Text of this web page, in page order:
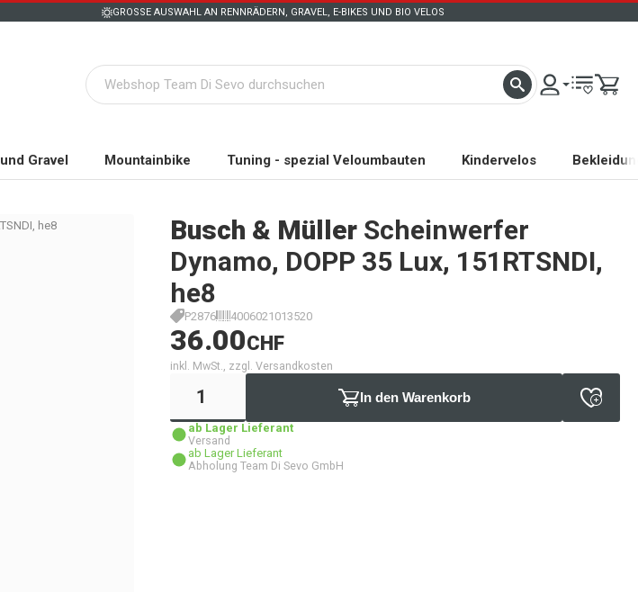
GROSSE AUSWAHL AN RENNRÄDERN, GRAVEL, E-BIKES UND BIO VELOS
Gravel Mountainbike Tuning - spezial Veloumbauten Kindervelos
he8 Busch & Müller Scheinwerfer
Dynamo, DOPP 35 Lux, 151RTSNDI,
he8
P2876 4006021013520
36.00CHF
inkl. MwSt., zzgl. Versandkosten
In den Warenkorb
ab Lager Lieferant
Versand
ab Lager Lieferant
Abholung Team Di Sevo GmbH